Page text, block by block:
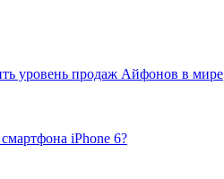
уровень продаж Айфонов в мире
iPhone 6?